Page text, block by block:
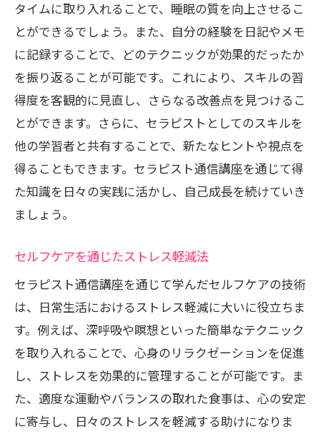
タイムに取り入れることで、睡眠の質を向上させるこ
とができるでしょう。また、自分の経験を日記やメモ
に記録することで、どのテクニックが効果的だったか
を振り返ることが可能です。これにより、スキルの習
得度を客観的に見直し、さらなる改善点を見つけるこ
とができます。さらに、セラピストとしてのスキルを
他の学習者と共有することで、新たなヒントや視点を
得ることもできます。セラピスト通信講座を通じて得
た知識を日々の実践に活かし、自己成長を続けていき
ましょう。
セルフケアを通じたストレス軽減法
セラピスト通信講座を通じて学んだセルフケアの技術
は、日常生活におけるストレス軽減に大いに役立ちま
す。例えば、深呼吸や瞑想といった簡単なテクニック
を取り入れることで、心身のリラクゼーションを促進
し、ストレスを効果的に管理することが可能です。ま
た、適度な運動やバランスの取れた食事は、心の安定
に寄与し、日々のストレスを軽減する助けになりま